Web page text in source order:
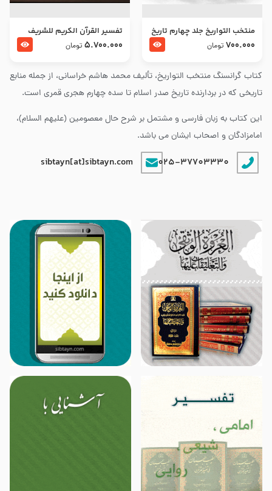
کتاب گرانسنگ منتخب التواريخ، تألیف محمد هاشم خراسانی، از جمله منابع
تاریخی که در بردارنده تاریخ صدر اسلام تا سده چهارم هجری قمری است.
این کتاب به زبان فارسی و مشتمل بر شرح حال معصومین (علیهم السلام)،
امامزادگان و اصحاب ایشان می باشد.
025-37703330
sibtayn[at]sibtayn.com
منتخب التواریخ جلد چهارم تاریخ
امام زین العابدین و امام محمد
700.000 تومان
تفسير القرآن الكريم للشريف
المرتضي قدس سرّه
5.700.000 تومان